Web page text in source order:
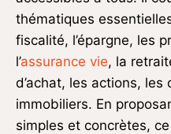
thématiques
fiscalité, l’épargne, les
l’assurance vie, la
d’achat, les actions,
immobiliers. En
simples et concrètes,